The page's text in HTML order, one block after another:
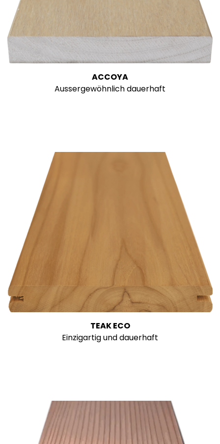
ACCOYA
Aussergewöhnlich dauerhaft
TEAK ECO
Einzigartig und dauerhaft